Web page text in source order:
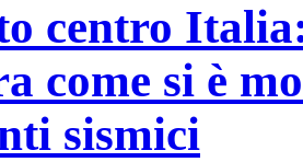
centro
come si è
sismici